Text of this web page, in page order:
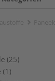
(25)
(1)